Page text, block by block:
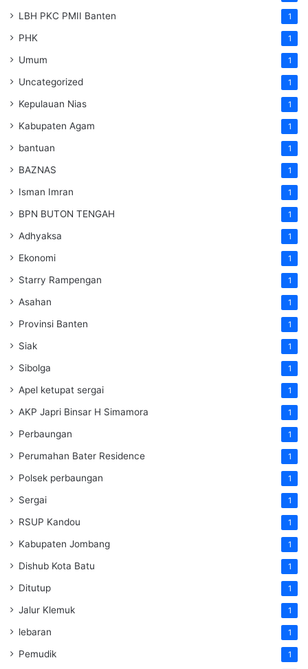
LBH PKC PMII Banten 1
PHK 1
Umum 1
Uncategorized 1
Kepulauan Nias 1
Kabupaten Agam 1
bantuan 1
BAZNAS 1
Isman Imran 1
BPN BUTON TENGAH 1
Adhyaksa 1
Ekonomi 1
Starry Rampengan 1
Asahan 1
Provinsi Banten 1
Siak 1
Sibolga 1
Apel ketupat sergai 1
AKP Japri Binsar H Simamora 1
Perbaungan 1
Perumahan Bater Residence 1
Polsek perbaungan 1
Sergai 1
RSUP Kandou 1
Kabupaten Jombang 1
Dishub Kota Batu 1
Ditutup 1
Jalur Klemuk 1
lebaran 1
Pemudik 1